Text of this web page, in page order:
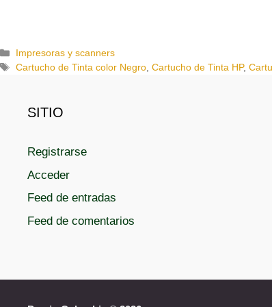
C
a
Impresoras y scanners
E
Cartucho de Tinta color Negro,Cartucho de Tinta HP,
SITIO
Registrarse
Acceder
Feed de entradas
Feed de comentarios